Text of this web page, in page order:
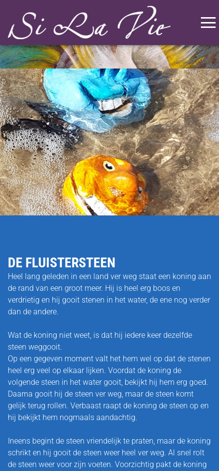
DE FLUISTERSTEEN
Heel lang geleden in een land ver weg staat een koning aan
de rand van een groot meer. Hij is heel erg boos en
verdrietig en hij gooit stenen in het water, de ene nog verder
dan de andere.
Wat de koning niet weet, is dat hij iedere keer dezelfde
steen weggooit.
Op een gegeven moment valt het hem wel op dat de stenen
heel erg veel op elkaar lijken. Voordat de koning de
volgende steen in het water gooit, bekijkt hij hem erg goed.
Daarna gooit hij de steen ver weg, maar de steen komt
gelijk terug rollen. Verbaast raapt de koning de steen op en
hij bekijkt hem nogmaals aandachtig.
Ineens begint de steen vriendelijk te praten, maar de koning
schrikt en hij gooit de steen weer heel ver weg. Al snel rolt
de steen weer voor zijn voeten. Voorzichtig pakt de koning